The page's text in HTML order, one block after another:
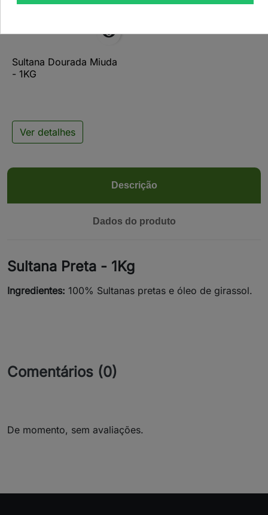

Sultana Dourada Miuda
- 1KG
Ver detalhes
Descrição
Dados do produto
Sultana Preta - 1Kg
Ingredientes: 100% Sultanas pretas e óleo de girassol.
Comentários (0)
De momento, sem avaliações.